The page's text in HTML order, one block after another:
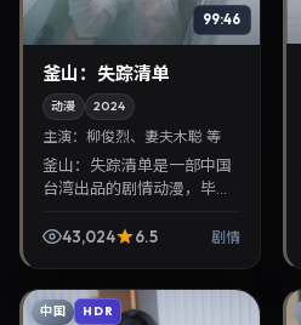
99:46
釜山：失踪清单
动漫 2024
主演： 柳俊烈、妻夫木聪 等
釜山：失踪清单是一部中国
台湾出品的剧情动漫，毕赣
主演，2024年4月23日院线
43,024 6.5 剧情
中国 HDR